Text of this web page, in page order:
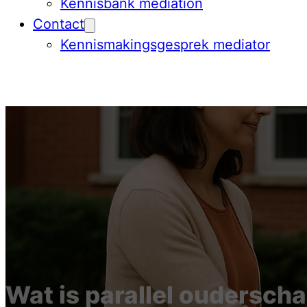
Kennisbank mediation
Contact
Kennismakingsgesprek mediator
Wat is parallel